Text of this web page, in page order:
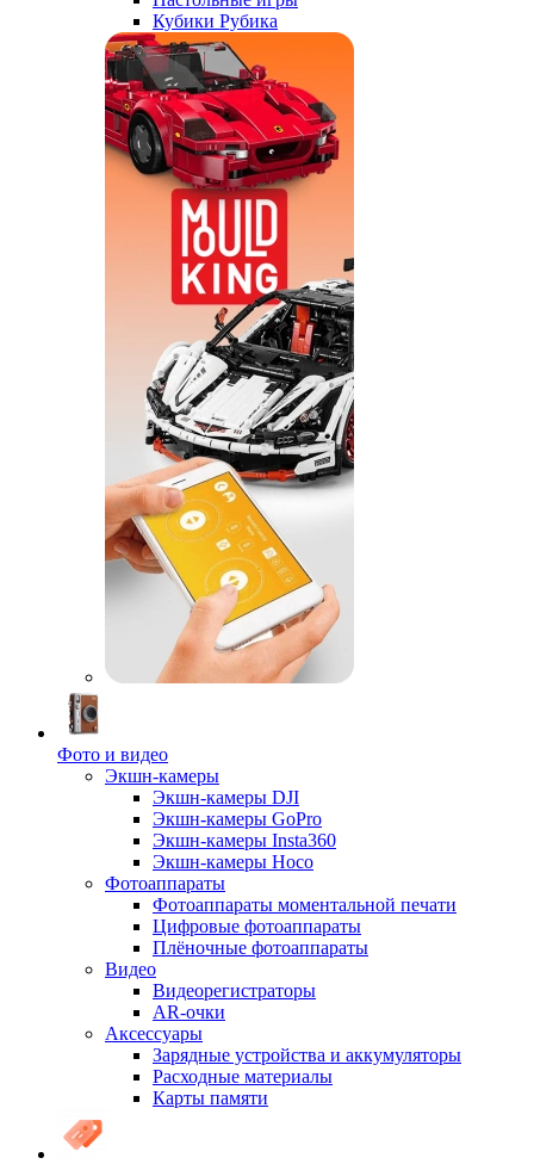
Кубики Рубика
Фото и видео
Экшн-камеры
Экшн-камеры DJI
Экшн-камеры GoPro
Экшн-камеры Insta360
Экшн-камеры Hoco
Фотоаппараты
Фотоаппараты моментальной печати
Цифровые фотоаппараты
Плёночные фотоаппараты
Видео
Видеорегистраторы
AR-очки
Аксессуары
Зарядные устройства и аккумуляторы
Расходные материалы
Карты памяти